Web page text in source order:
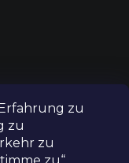
zu
zu
zu